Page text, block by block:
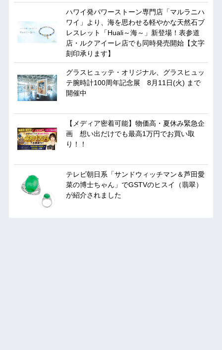
ハワイ発パワーストーン専門店「マルラニハ
ワイ」より、海を思わせる軽やかな天然石ブ
レスレット「Huali～海～」新登場！表参道
店・ルクアイーレ店でも同時発売開始【文字
刻印承ります】
グラスヒュッテ・オリジナル、グラスヒュッ
テ腕時計100周年記念展 8月11日(火) まで
開催中
【メディア密着可能】物価高・夏休み緊急企
画 想い出だけでも最高1万円でお買い取
り！！
テレビ朝日系「サンドウィッチマン＆芦田愛
菜の博士ちゃん」でGSTVのヒスイ（翡翠）
が紹介されました